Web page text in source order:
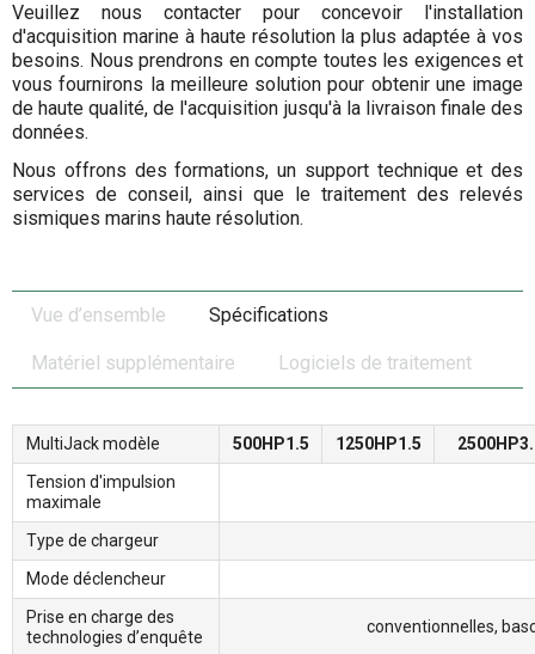
Veuillez nous contacter pour concevoir l'installation
d'acquisition marine à haute résolution la plus adaptée à vos
besoins. Nous prendrons en compte toutes les exigences et
vous fournirons la meilleure solution pour obtenir une image
de haute qualité, de l'acquisition jusqu'à la livraison finale des
données.
Nous offrons des formations, un support technique et des
services de conseil, ainsi que le traitement des relevés
sismiques marins haute résolution.
Vue d’ensemble Spécifications
Matériel supplémentaire Logiciels de traitement
MultiJack modèle 500HP1.5 1250HP1.5
Tension d'impulsion
maximale
Type de chargeur
Mode déclencheur
Prise en charge des
technologies d’enquête
conventionnelles,